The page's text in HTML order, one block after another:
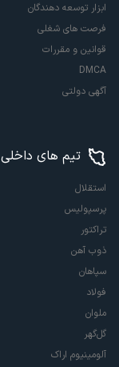
ابزار توسعه دهندگان
فرصت های شغلی
قوانین و مقررات
DMCA
آگهی دولتی
تیم های داخلی
استقلال
پرسپولیس
تراکتور
ذوب آهن
سپاهان
فولاد
ملوان
گل‌گهر
آلومینیوم اراک